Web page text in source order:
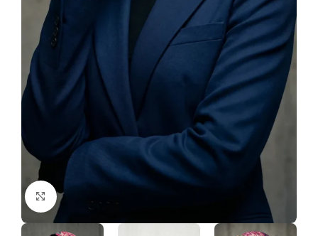
Click to enlarge